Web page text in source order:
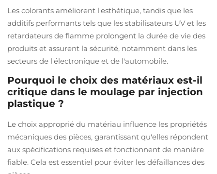
Les colorants améliorent l'esthétique, tandis que les
additifs performants tels que les stabilisateurs UV et les
retardateurs de flamme prolongent la durée de vie des
produits et assurent la sécurité, notamment dans les
secteurs de l'électronique et de l'automobile.
Pourquoi le choix des matériaux est-il
critique dans le moulage par injection
plastique ?
Le choix approprié du matériau influence les propriétés
mécaniques des pièces, garantissant qu'elles répondent
aux spécifications requises et fonctionnent de manière
fiable. Cela est essentiel pour éviter les défaillances des